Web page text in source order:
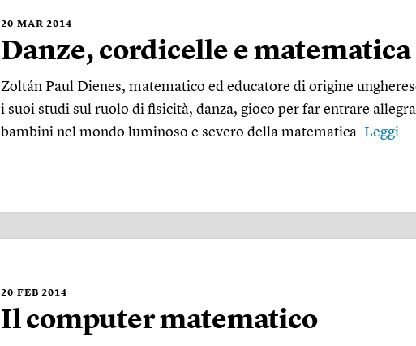
20 MAR 2014
Danze, cordicelle e matematica
Zoltán Paul Dienes, matematico ed educatore di origine
i suoi studi sul ruolo di fisicità, danza, gioco per far entrare
bambini nel mondo luminoso e severo della matematica. Leggi
20 FEB 2014
Il computer matematico